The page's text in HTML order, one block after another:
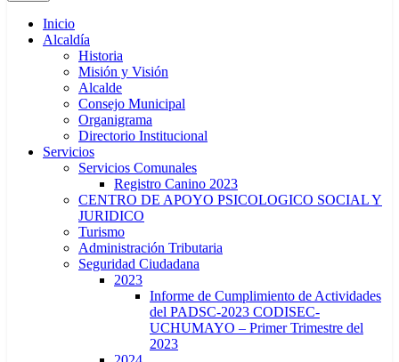
Inicio
Alcaldía
Historia
Misión y Visión
Alcalde
Consejo Municipal
Organigrama
Directorio Institucional
Servicios
Servicios Comunales
Registro Canino 2023
CENTRO DE APOYO PSICOLOGICO SOCIAL Y
JURIDICO
Turismo
Administración Tributaria
Seguridad Ciudadana
2023
Informe de Cumplimiento de Actividades
del PADSC-2023 CODISEC-
UCHUMAYO – Primer Trimestre del
2023